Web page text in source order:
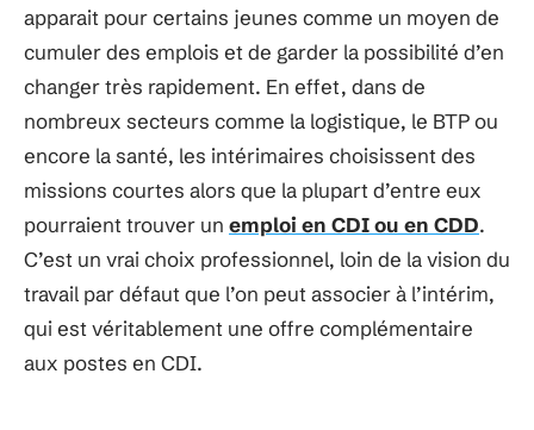
apparait pour certains jeunes comme un moyen de
cumuler des emplois et de garder la possibilité d’en
changer très rapidement. En effet, dans de
nombreux secteurs comme la logistique, le BTP ou
encore la santé, les intérimaires choisissent des
missions courtes alors que la plupart d’entre eux
pourraient trouver un emploi en CDI ou en CDD.
C’est un vrai choix professionnel, loin de la vision du
travail par défaut que l’on peut associer à l’intérim,
qui est véritablement une offre complémentaire
aux postes en CDI.